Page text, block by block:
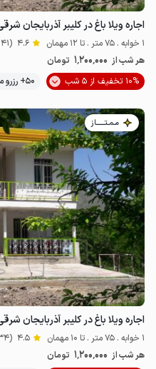
1.2میلیون ت
اجاره ویلا باغ در کلیبر آذربایجان
1 خوابه . 75 متر . تا 12 مهمان 4.6 (41 نظر)
هر شب از 1٬200٬000 تومان
10% تخفیف از 5 شب
50+ رزرو موفق
مـمـتــــــاز
اجاره ویلا باغ در کلیبر آذربایجان
1 خوابه . 75 متر . تا 10 مهمان 4.5 (34 نظر)
هر شب از 1٬200٬000 تومان